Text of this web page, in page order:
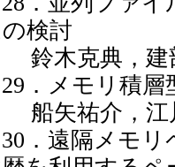
検討
木克典，建
．メモリ積層
矢祐介，江川
．遠隔メモリ